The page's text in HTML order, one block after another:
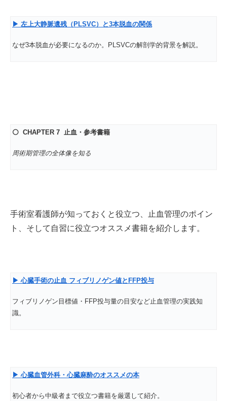
▶ 左上大静脈遺残（PLSVC）と3本脱血の関係
なぜ3本脱血が必要になるのか。PLSVCの解剖学的背景を解説。
⚪ CHAPTER 7 止血・参考書籍
周術期管理の全体像を知る
手術室看護師が知っておくと役立つ、止血管理のポイン
ト、そして自習に役立つオススメ書籍を紹介します。
▶心臓手術の止血 フィブリノゲン値とFFP投与
フィブリノゲン目標値・FFP投与量の目安など止血管理の実践知
識。
▶心臓血管外科・心臓麻酔のオススメの本
初心者から中級者まで役立つ書籍を厳選して紹介。